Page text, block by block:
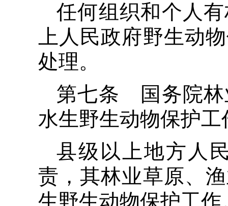
任何组织和个人
上人民政府野生动
处理。
第七条 国务院林
水生野生动物保护工
县级以上地方人
责，其林业草原、
生野生动物保护工作